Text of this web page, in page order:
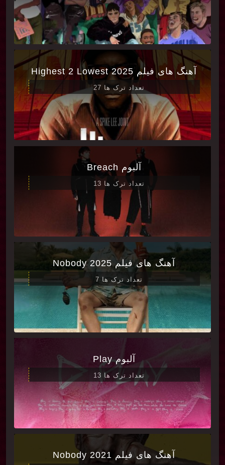
آهنگ های فیلم Highest 2 Lowest 2025
تعداد ترک ها 27
آلبوم Breach
تعداد ترک ها 13
آهنگ های فیلم Nobody 2025
تعداد ترک ها 7
آلبوم Play
تعداد ترک ها 13
آهنگ های فیلم Nobody 2021